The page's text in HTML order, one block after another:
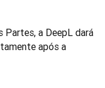
Partes, a DeepL dará
após a